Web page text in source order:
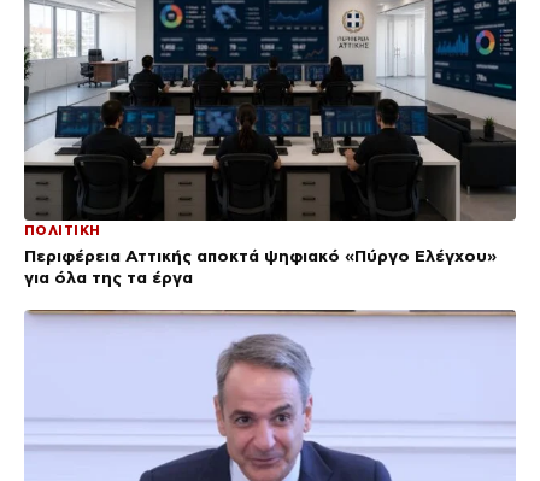
ΠΟΛΙΤΙΚΗ
Περιφέρεια Αττικής αποκτά ψηφιακό «Πύργο Ελέγχου»
για όλα της τα έργα